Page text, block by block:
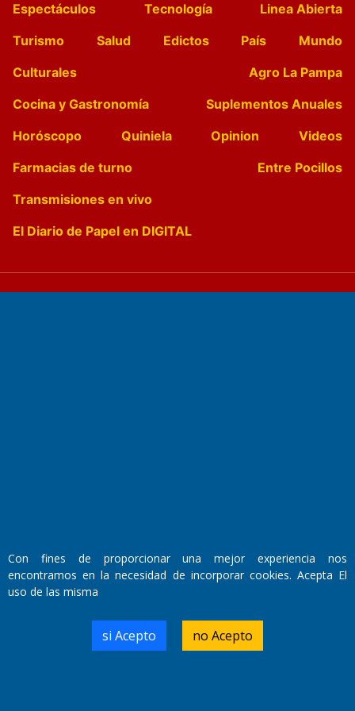
Espectáculos
Tecnología
Linea Abierta
Turismo
Salud Edictos País
Mundo
Culturales
Agro La Pampa
Cocina y Gastronomía
Suplementos Anuales
Horóscopo
Quiniela Opinion
Videos
Farmacias de turno
Entre Pocillos
Transmisiones en vivo
El Diario de Papel en DIGITAL
Domicilio Legal: José Ingenieros 855,
Número de Registro DNDA:
RL-2019-55551274-APN-DNDA#MJ
Con fines de proporcionar una mejor experiencia nos
encontramos en la necesidad de incorporar cookies. Acepta El
uso de las misma
si Acepto no Acepto